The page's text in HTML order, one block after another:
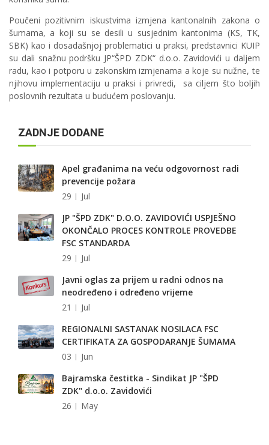
Poučeni pozitivnim iskustvima izmjena kantonalnih zakona o
šumama, a koji su se desili u susjednim kantonima (KS, TK,
SBK) kao i dosadašnjoj problematici u praksi, predstavnici KUIP
su dali snažnu podršku JP“ŠPD ZDK“ d.o.o. Zavidovići u daljem
radu, kao i potporu u zakonskim izmjenama a koje su nužne, te
njihovu implementaciju u praksi i privredi, sa ciljem što boljih
poslovnih rezultata u budućem poslovanju.
ZADNJE DODANE
Apel građanima na veću odgovornost radi
prevencije požara
29
Jul
JP "ŠPD ZDK" D.O.O. ZAVIDOVIĆI USPJEŠNO
OKONČALO PROCES KONTROLE PROVEDBE
FSC STANDARDA
29
Jul
Javni oglas za prijem u radni odnos na
neodređeno i određeno vrijeme
21
Jul
REGIONALNI SASTANAK NOSILACA FSC
CERTIFIKATA ZA GOSPODARANJE ŠUMAMA
03
Jun
Bajramska čestitka - Sindikat JP "ŠPD
ZDK" d.o.o. Zavidovići
26
May